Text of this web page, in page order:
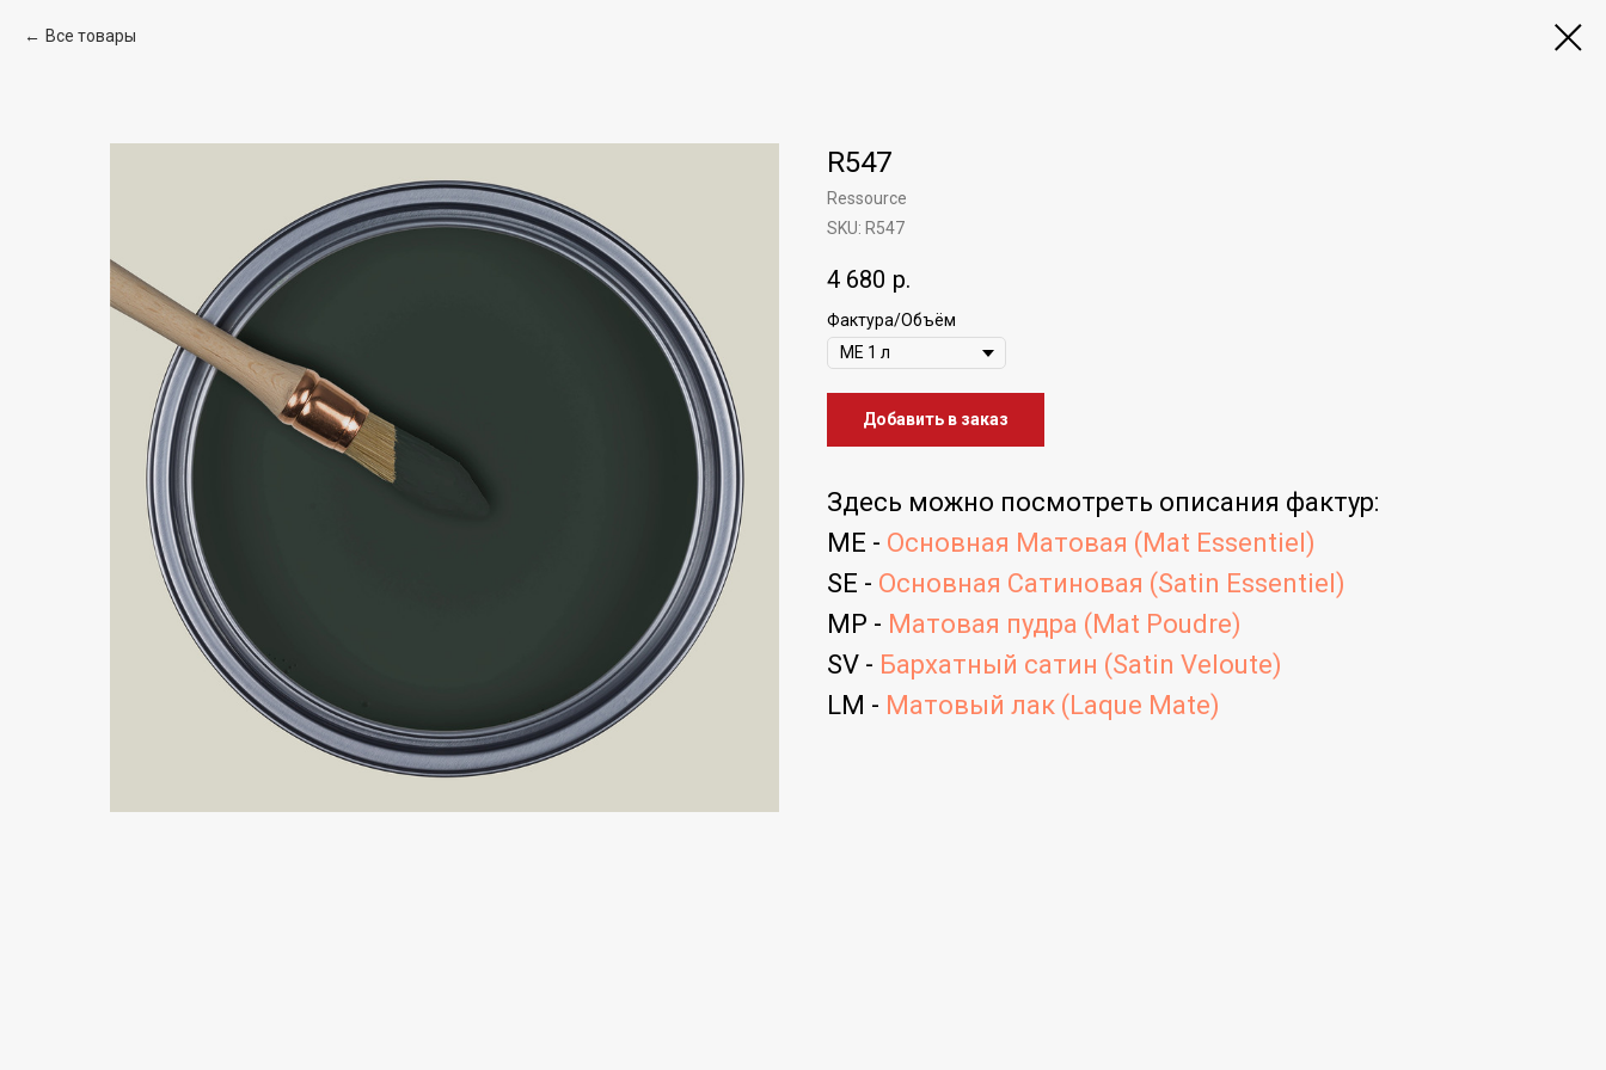
Все товары
R547
Ressource
SKU: R547
4 680 р.
Фактура/Объём
Добавить в заказ
Здесь можно посмотреть описания фактур:
ME - Основная Матовая (Mat Essentiel)
SE - Основная Сатиновая (Satin Essentiel)
MP - Матовая пудра (Mat Poudre)
SV - Бархатный сатин (Satin Veloute)
LM - Матовый лак (Laque Mate)